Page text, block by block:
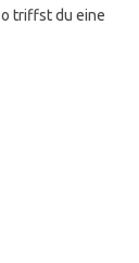
triffst du eine